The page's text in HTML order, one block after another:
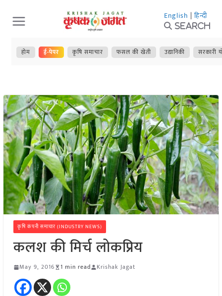
Skip
to
content
English | हिन्दी
Search
होम ई-पेपर कृषि समाचार फसल की खेती उद्यानिकी सरकारी
कृषि कंपनी समाचार (INDUSTRY NEWS)
कलश की मिर्च लोकप्रिय
May 9, 2016 1 min read Krishak Jagat